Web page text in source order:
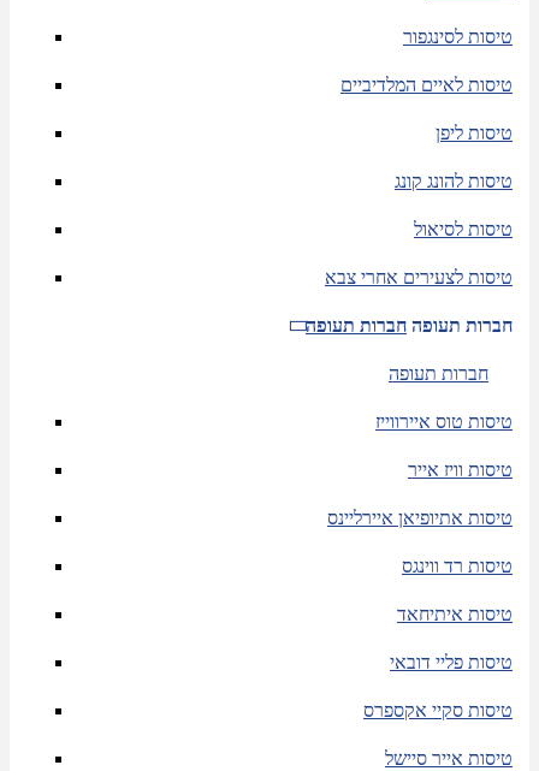
טיסות לסינגפור
טיסות לאיים המלדיביים
טיסות ליפן
טיסות להונג קונג
טיסות לסיאול
טיסות לצעירים אחרי צבא
חברות תעופה חברות תעופה
חברות תעופה
טיסות טוס איירווייז
טיסות וויז אייר
טיסות אתיופיאן איירליינס
טיסות רד ווינגס
טיסות איתיחאד
טיסות פליי דובאי
טיסות סקיי אקספרס
טיסות אייר סיישל